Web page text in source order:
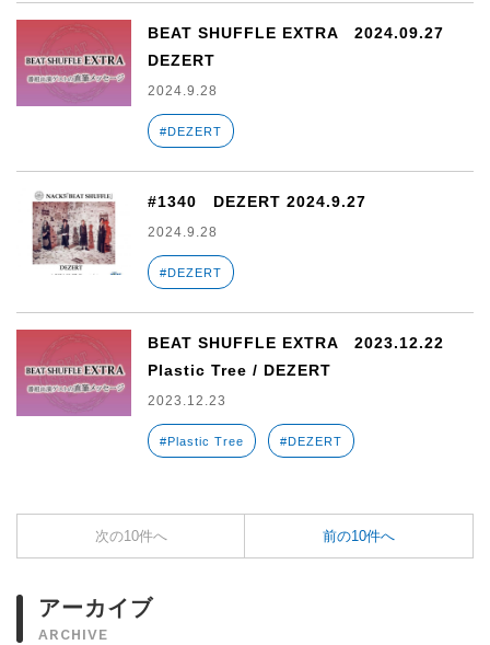
BEAT SHUFFLE EXTRA 2024.09.27
DEZERT
2024.9.28
#DEZERT
#1340 DEZERT 2024.9.27
2024.9.28
#DEZERT
BEAT SHUFFLE EXTRA 2023.12.22
Plastic Tree / DEZERT
2023.12.23
#Plastic Tree #DEZERT
次の10件へ 前の10件へ
アーカイブ
ARCHIVE